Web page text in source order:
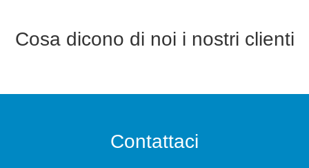
Cosa dicono di noi i nostri clienti
Contattaci